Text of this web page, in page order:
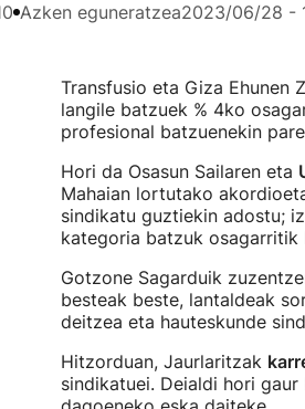
Azken eguneratzea2023/06/28 -
Transfusio eta Giza Ehunen
langile batzuek % 4ko
profesional batzuenekin
Hori da Osasun Sailaren eta
Mahaian lortutako
sindikatu guztiekin adostu;
kategoria batzuk osagarritik
Gotzone Sagarduik
besteak beste, lantaldeak
deitzea eta hauteskunde
Hitzorduan, Jaurlaritzak
sindikatuei. Deialdi hori